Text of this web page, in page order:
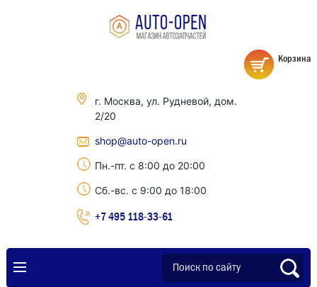
г. Москва, ул. Рудневой, дом.
2/20
shop@auto-open.ru
Пн.-пт. с 8:00 до 20:00
Сб.-вс. с 9:00 до 18:00
+7 495 118-33-61
Корзина